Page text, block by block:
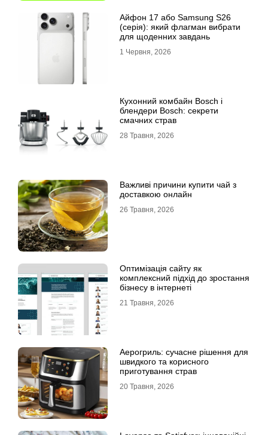
Айфон 17 або Samsung S26
(серія): який флагман вибрати
для щоденних завдань
1 Червня, 2026
Кухонний комбайн Bosch і
блендери Bosch: секрети
смачних страв
28 Травня, 2026
Важливі причини купити чай з
доставкою онлайн
26 Травня, 2026
Оптимізація сайту як
комплексний підхід до зростання
бізнесу в інтернеті
21 Травня, 2026
Аерогриль: сучасне рішення для
швидкого та корисного
приготування страв
20 Травня, 2026